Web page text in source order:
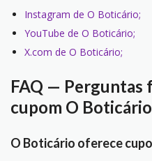
Instagram de O Boticário;
YouTube de O Boticário;
X.com de O Boticário;
FAQ — Perguntas
cupom O Boticário
O Boticário oferece